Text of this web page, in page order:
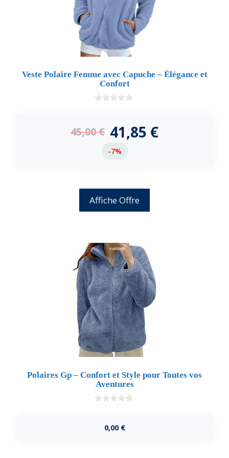
Veste Polaire Femme avec Capuche – Élégance et
Confort
5
45,00€ 41,85 €
-7%
Affiche Offre
Polaires Gp – Confort et Style pour Toutes vos
Aventures
0,00 €